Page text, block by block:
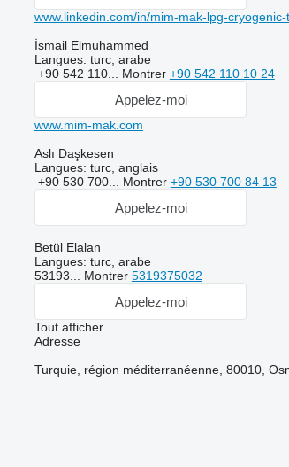
www.linkedin.com/in/mim-mak-lpg-
İsmail Elmuhammed
Langues: turc, arabe
+90 542 110... Montrer +90 542 110 10 24
Appelez-moi
www.mim-mak.com
Aslı Daşkesen
Langues: turc, anglais
+90 530 700... Montrer +90 530 700 84 13
Appelez-moi
Betül Elalan
Langues: turc, arabe
53193... Montrer 5319375032
Appelez-moi
Tout afficher
Adresse
Turquie, région méditerranéenne, 80010,